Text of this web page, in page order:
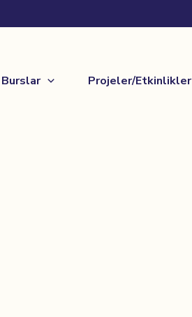
Burslar Projeler/Etkinlikler